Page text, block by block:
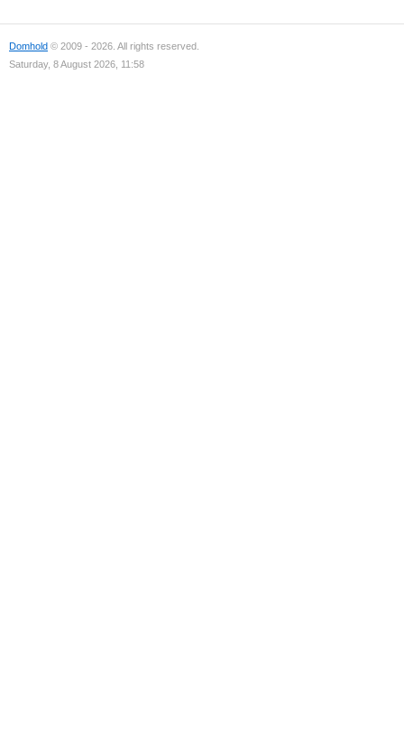
Domhold © 2009 - 2026. All rights reserved.
Saturday, 8 August 2026, 11:58